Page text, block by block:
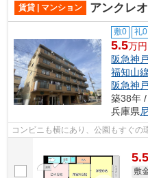
賃貸 | マンション アンクレ
敷0 礼0
5.5万円
阪急神
福知山線
阪急神
築38年
兵庫県
コンビニも横にあり、公園もすぐの
敷